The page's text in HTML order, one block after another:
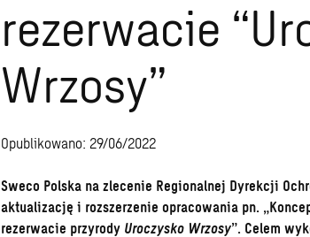
rezerwacie
Wrzosy”
Opublikowano: 29/06/2022
Sweco Polska na zlecenie Regionalnej Dyrekcji
aktualizację i rozszerzenie opracowania pn.
rezerwacie przyrody Uroczysko Wrzosy”. Celem